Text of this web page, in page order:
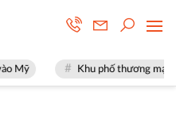
Khu phố thương mại SOHO tại The